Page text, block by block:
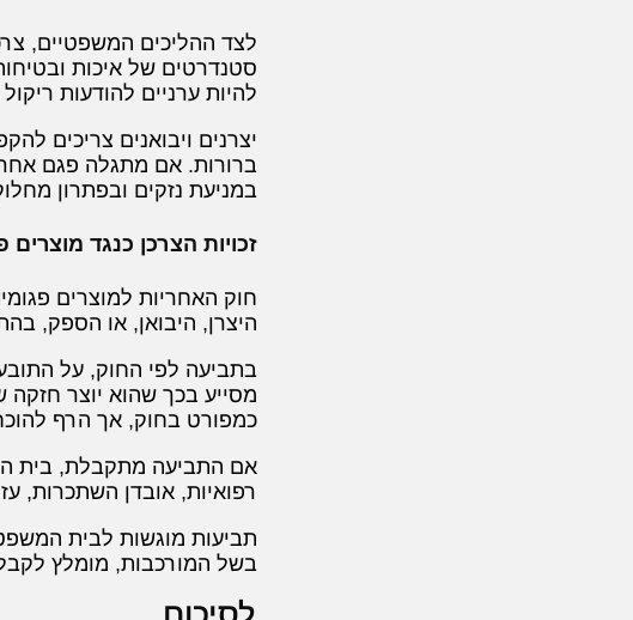
לצד ההליכים המשפטיים,
סטנדרטים של איכות
להיות ערניים להודעות
יצרנים ויבואנים צריכים
ברורות. אם מתגלה פגם אחרי
במניעת נזקים ובפתרון
זכויות הצרכן כנגד מוצרים
חוק האחריות למוצרים
היצרן, היבואן, או הספק,
בתביעה לפי החוק, על
מסייע בכך שהוא יוצר
כמפורט בחוק, אך הרף
אם התביעה מתקבלת, בית
רפואיות, אובדן השתכרות,
תביעות מוגשות לבית
בשל המורכבות, מומלץ